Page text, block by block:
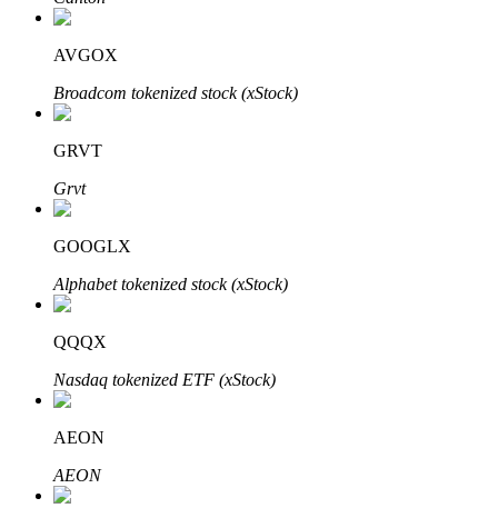
Auto Invest
Meer informatie over het verdienen van passief inkomen
Bitrue
AVGOX
Broadcom tokenized stock (xStock)
GRVT
Grvt
GOOGLX
Alphabet tokenized stock (xStock)
QQQX
Nasdaq tokenized ETF (xStock)
AEON
AEON